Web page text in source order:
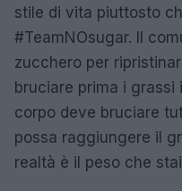
stile di vita piuttosto
#TeamNOsugar. Il
zucchero per
bruciare prima i grassi
corpo deve bruciare
possa raggiungere il
realtà è il peso che